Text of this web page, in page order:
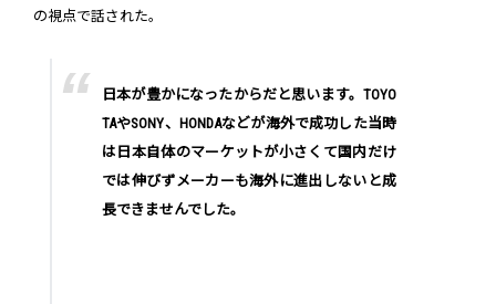
の視点で話された。
日本が豊かになったからだと思います。TOYO
TAやSONY、HONDAなどが海外で成功した当時
は日本自体のマーケットが小さくて国内だけ
では伸びずメーカーも海外に進出しないと成
長できませんでした。